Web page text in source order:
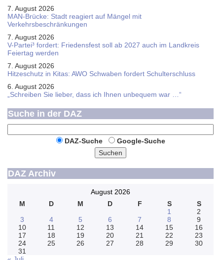
7. August 2026
MAN-Brücke: Stadt reagiert auf Mängel mit
Verkehrsbeschränkungen
7. August 2026
V-Partei­³ fordert: Friedens­fest soll ab 2027 auch im Land­kreis
Feier­tag werden
7. August 2026
Hitzeschutz in Kitas: AWO Schwaben fordert Schulterschluss
6. August 2026
„Schreiben Sie lieber, dass ich Ihnen unbequem war …“
Suche in der DAZ
DAZ-Suche
Google-Suche
Suchen
DAZ Archiv
August 2026
M
D M D F S
S
1
2
3
4 5 6 7 8
9
10
11 12 13 14 15
16
17
18 19 20 21 22
23
24
25 26 27 28 29
30
31